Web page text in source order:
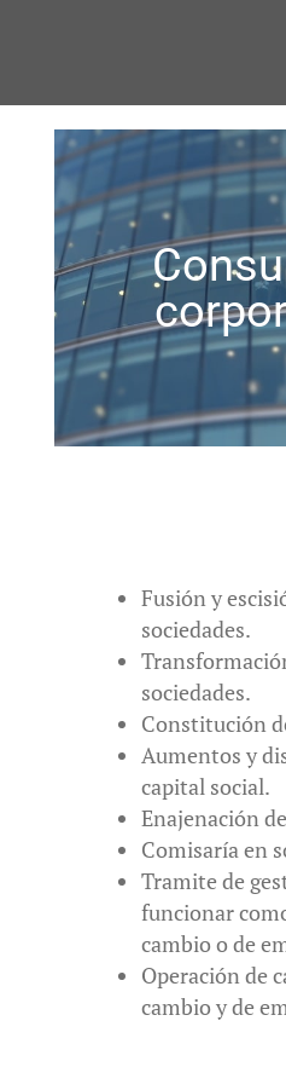
Fusión y
sociedades.
sociedades.
Constitución
Aumentos y
capital social.
Enajenación
Comisaría en
Tramite de
funcionar
cambio o de
Operación de
cambio y de